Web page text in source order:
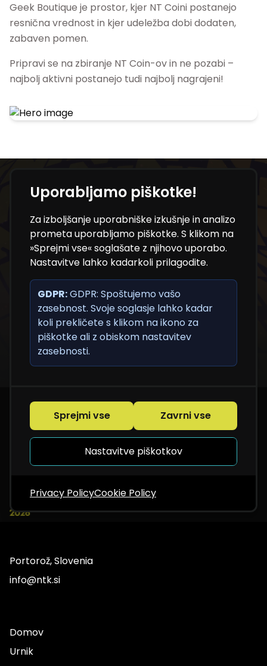
Geek Boutique je prostor, kjer NT Coini postanejo
resnična vrednost in kjer udeležba dobi dodaten,
zabaven pomen.
Pripravi se na zbiranje NT Coin-ov in ne pozabi –
najbolj aktivni postanejo tudi najbolj nagrajeni!
Uporabljamo piškotke!
Za izboljšanje uporabniške izkušnje in analizo
prometa uporabljamo piškotke. S klikom na
»Sprejmi vse« soglašate z njihovo uporabo.
Nastavitve lahko kadarkoli prilagodite.
GDPR:GDPR: Spoštujemo vašo
zasebnost. Svoje soglasje lahko kadar
koli prekličete s klikom na ikono za
piškotke ali z obiskom nastavitev
zasebnosti.
Sprejmi vse Zavrni vse
Nastavitve piškotkov
Privacy PolicyCookie Policy
Ne zamudite novosti iz
sveta NT konference
Prijavite se na e-novice in bodite med prvimi, ki
prejmejo programske novosti, pomembne
informacije in uporabne vsebine.
Portorož, Slovenia
info@ntk.si
Domov
Urnik